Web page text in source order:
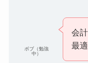
ボブ（勉強
中）
会
最適